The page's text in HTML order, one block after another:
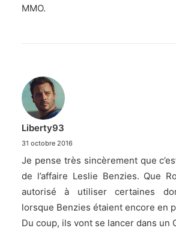
MMO.
Liberty93
31 octobre 2016
Je pense très sincèrement que
de l’affaire Leslie Benzies. Que
autorisé à utiliser certaines
lorsque Benzies étaient encore en
Du coup, ils vont se lancer dans un